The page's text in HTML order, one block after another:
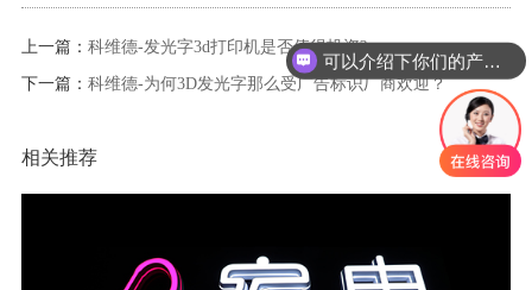
上一篇： 科维德-发光字3d打印机是否值得投资?
下一篇： 科维德-为何3D发光字那么受广告标识厂商欢迎？
相关推荐
可以介绍下你们的产品么